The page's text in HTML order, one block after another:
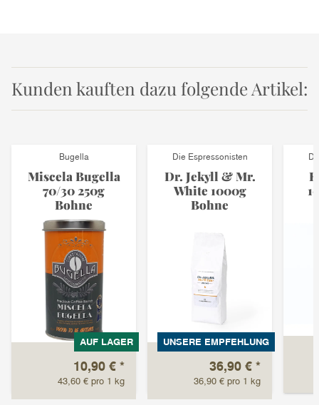
Kunden kauften dazu folgende Artikel:
Bugella
Miscela Bugella
70/30 250g
Bohne
AUF LAGER
10,90 € *
43,60 € pro 1 kg
Die Espressonisten
Dr. Jekyll & Mr.
White 1000g
Bohne
UNSERE EMPFEHLUNG
36,90 € *
36,90 € pro 1 kg